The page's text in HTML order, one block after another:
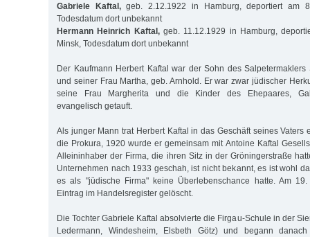
Gabriele Kaftal,geb. 2.12.1922 in Hamburg, deportiert am
Todesdatum dort unbekannt
Hermann Heinrich Kaftal,geb. 11.12.1929 in Hamburg,
Minsk, Todesdatum dort unbekannt
Der Kaufmann Herbert Kaftal war der Sohn des Salpetermaklers
und seiner Frau Martha, geb. Arnhold. Er war zwar jüdischer
seine Frau Margherita und die Kinder des Ehepaares,
evangelisch getauft.
Als junger Mann trat Herbert Kaftal in das Geschäft seines Vaters
die Prokura, 1920 wurde er gemeinsam mit Antoine Kaftal
Alleininhaber der Firma, die ihren Sitz in der Gröningerstraße
Unternehmen nach 1933 geschah, ist nicht bekannt, es ist wohl
es als "jüdische Firma" keine Überlebenschance hatte. Am
Eintrag im Handelsregister gelöscht.
Die Tochter Gabriele Kaftal absolvierte die Firgau-Schule in der
Ledermann, Windesheim, Elsbeth Götz) und begann